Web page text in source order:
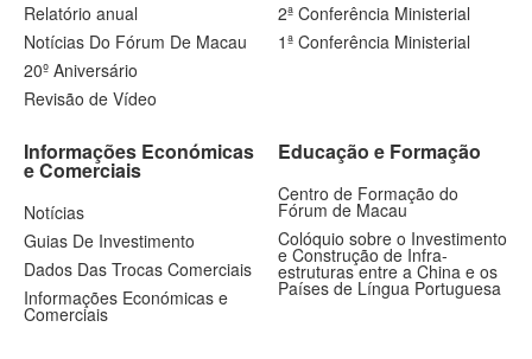
Relatório anual
Notícias Do Fórum De Macau
20º Aniversário
Revisão de Vídeo
2ª Conferência Ministerial
1ª Conferência Ministerial
Informações Económicas
e Comerciais
Notícias
Guias De Investimento
Dados Das Trocas Comerciais
Informações Económicas e
Comerciais
Educação e Formação
Centro de Formação do
Fórum de Macau
Colóquio sobre o Investimento
e Construção de Infra-
estruturas entre a China e os
Países de Língua Portuguesa